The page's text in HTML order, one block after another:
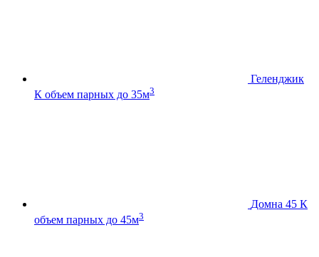
Геленджик
К объем парных до 35м3
Домна 45 К
объем парных до 45м3